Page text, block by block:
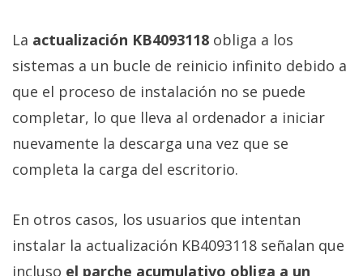
videojuegos,
trucos y
tutoriales.
El Grupo
Informático
(CC) 2006-
Algunos
derechos
La actualización KB4093118 obliga a los
sistemas a un bucle de reinicio infinito debido a
que el proceso de instalación no se puede
completar, lo que lleva al ordenador a iniciar
nuevamente la descarga una vez que se
completa la carga del escritorio.
En otros casos, los usuarios que intentan
instalar la actualización KB4093118 señalan que
incluso el parche acumulativo obliga a un